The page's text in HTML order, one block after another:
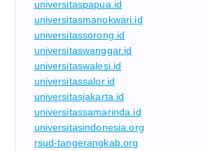
universitaspapua.id
universitasmanokwari.id
universitassorong.id
universitaswanggar.id
universitaswalesi.id
universitassalor.id
universitasjakarta.id
universitassamarinda.id
universitasindonesia.org
rsud-tangerangkab.org